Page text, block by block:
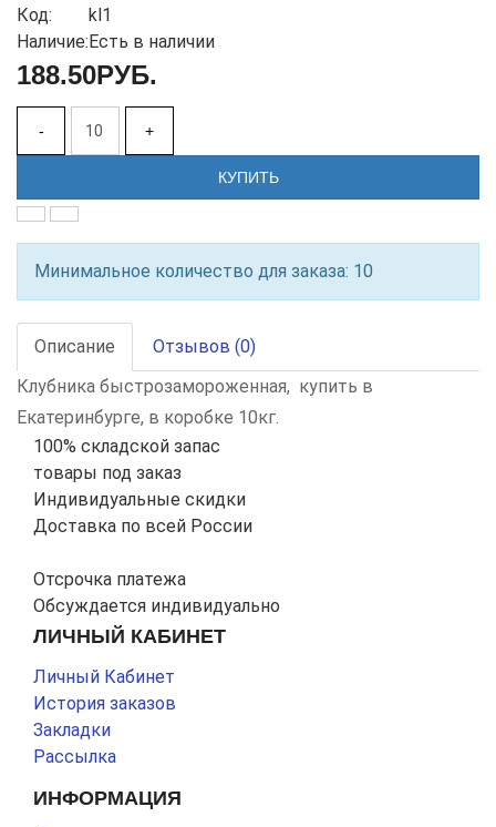
Код:
kl1
Наличие:Есть в наличии
188.50РУБ.
- +
КУПИТЬ
Минимальное количество для заказа: 10
Описание
Отзывов (0)
Клубника быстрозамороженная, купить в
Екатеринбурге, в коробке 10кг.
100% складской запас
товары под заказ
Индивидуальные скидки
Доставка по всей России
Отсрочка платежа
Обсуждается индивидуально
ЛИЧНЫЙ КАБИНЕТ
Личный Кабинет
История заказов
Закладки
Рассылка
ИНФОРМАЦИЯ